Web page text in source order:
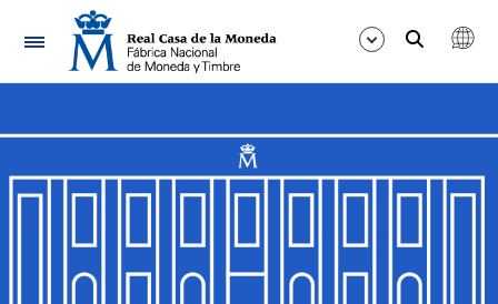
Navegación
Mostrar/Ocultar
Mostrar/Ocultar